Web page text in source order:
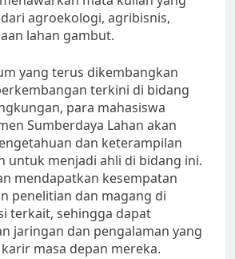
agroekologi, agribisnis,
lahan gambut.
yang terus dikembangkan
terkini di bidang
para mahasiswa
Sumberdaya Lahan akan
dan keterampilan
untuk menjadi ahli di bidang ini.
mendapatkan kesempatan
penelitian dan magang di
terkait, sehingga dapat
jaringan dan pengalaman yang
masa depan mereka.